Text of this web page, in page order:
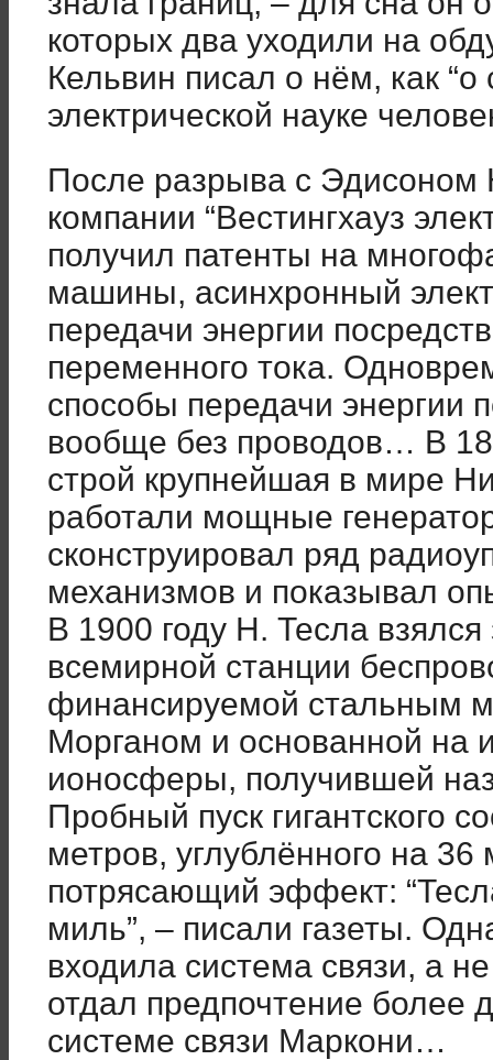
которых два уходили на
Кельвин писал о нём, как
электрической науке
После разрыва с Эдисоном
компании “Вестингхауз
получил патенты на
машины, асинхронный
передачи энергии
переменного тока.
способы передачи энергии
вообще без проводов… В
строй крупнейшая в мире
работали мощные
сконструировал ряд
механизмов и показывал
В 1900 году Н. Тесла взялся
всемирной станции
финансируемой стальным
Морганом и основанной на
ионосферы, получившей
Пробный пуск гигантского
метров, углублённого на
потрясающий эффект:
миль”, – писали газеты.
входила система связи, а
отдал предпочтение более
системе связи Маркони…